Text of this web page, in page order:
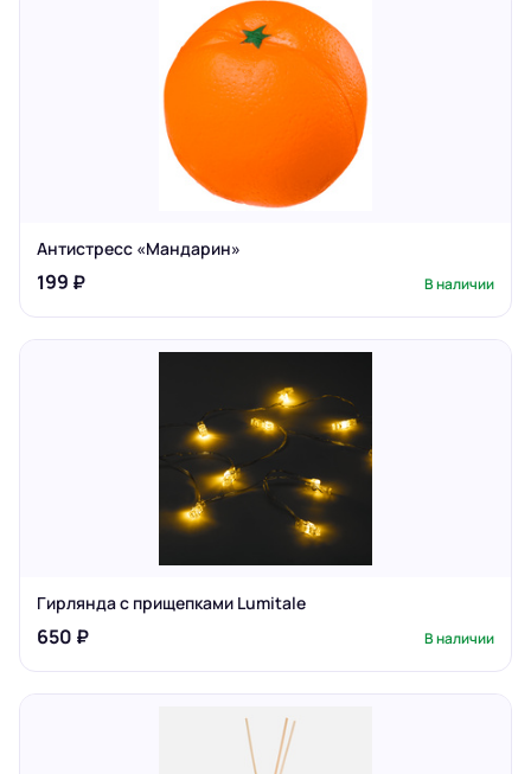
Антистресс «Мандарин»
199 ₽ В наличии
Гирлянда с прищепками Lumitale
650 ₽ В наличии